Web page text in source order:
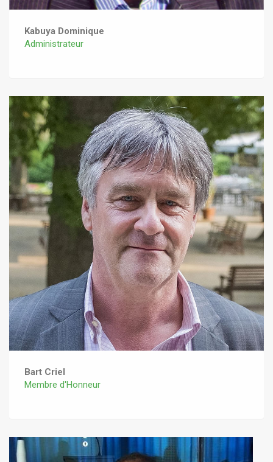
Kabuya Dominique
Administrateur
Bart Criel
Membre d'Honneur